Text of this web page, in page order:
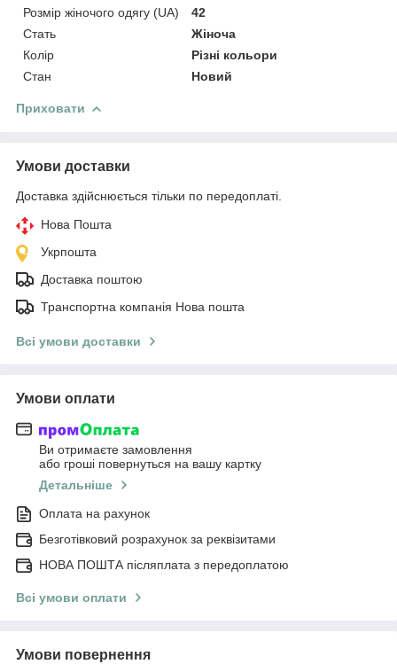
Розмір жіночого одягу (UA)
42
Стать
Жіноча
Колір
Різні кольори
Стан
Новий
Приховати
Умови доставки
Доставка здійснюється тільки по передоплаті.
Нова Пошта
Укрпошта
Доставка поштою
Транспортна компанія Нова пошта
Всі умови доставки
Умови оплати
Ви отримаєте замовлення
або гроші повернуться на вашу картку
Детальніше
Оплата на рахунок
Безготівковий розрахунок за реквізитами
НОВА ПОШТА післяплата з передоплатою
Всі умови оплати
Умови повернення